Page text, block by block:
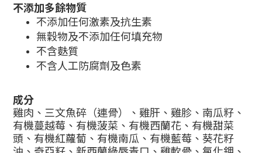
不添加多餘物質
不添加任何激素及抗生素
無穀物及不添加任何填充物
不含麩質
不含人工防腐劑及色素
成分
雞肉、三文魚碎（連骨）、雞肝、雞胗、南瓜籽、
有機蔓越莓、有機菠菜、有機西蘭花、有機甜菜
頭、有機紅蘿蔔、有機南瓜、有機藍莓、葵花籽